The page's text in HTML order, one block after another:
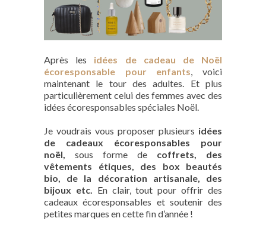
Après les idées de cadeau de Noël
écoresponsable pour enfants, voici
maintenant le tour des adultes. Et plus
particulièrement celui des femmes avec des
idées écoresponsables spéciales Noël.
Je voudrais vous proposer plusieurs idées
de cadeaux écoresponsables pour
noël, sous forme de coffrets, des
vêtements étiques, des box beautés
bio, de la décoration artisanale, des
bijoux etc. En clair, tout pour offrir des
cadeaux écoresponsables et soutenir des
petites marques en cette fin d’année !